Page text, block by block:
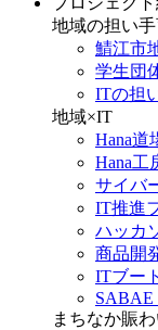
地域の担い
鯖江市
学生団
ITの担
地域×IT
Hana道
Hana工
サイバ
IT推進
ハッカ
商品開
ITブー
SABAE
まちなか賑